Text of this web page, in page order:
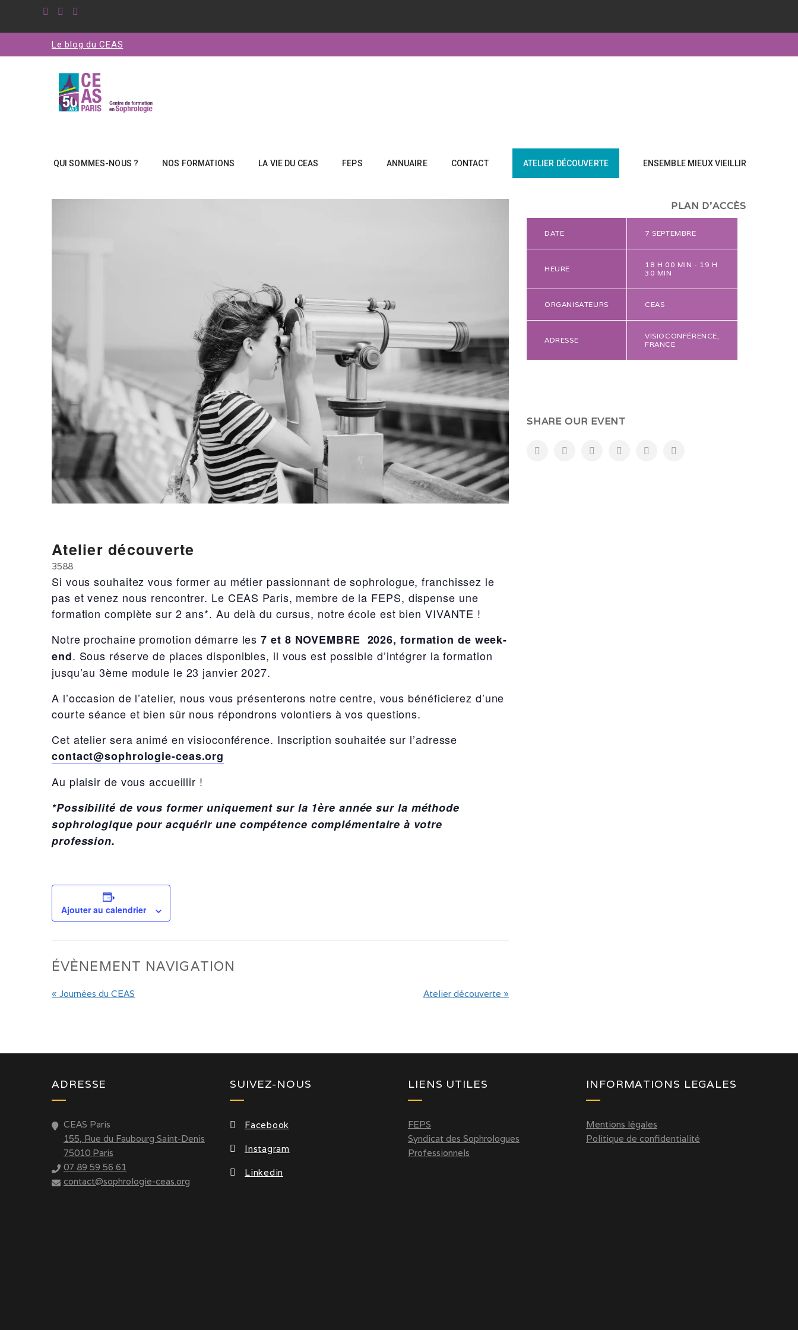
Le blog du CEAS
QUI SOMMES-NOUS ? NOS FORMATIONS LA VIE DU CEAS FEPS ANNUAIRE CONTACT ATELIER DÉCOUVERTE ENSEMBLE MIEUX VIEILLIR
Atelier découverte
3588
Si vous souhaitez vous former au métier passionnant de sophrologue, franchissez le
pas et venez nous rencontrer. Le CEAS Paris, membre de la FEPS, dispense une
formation complète sur 2 ans*. Au delà du cursus, notre école est bien VIVANTE !
Notre prochaine promotion démarre les7 et 8 NOVEMBRE 2026, formation de week-
end. Sous réserve de places disponibles, il vous est possible d’intégrer la formation
jusqu’au 3ème module le 23 janvier 2027.
A l’occasion de l’atelier, nous vous présenterons notre centre, vous bénéficierez d’une
courte séance et bien sûr nous répondrons volontiers à vos questions.
Cet atelier sera animé en visioconférence. Inscription souhaitée sur l’adresse
contact@sophrologie-ceas.org
Au plaisir de vous accueillir !
*Possibilité de vous former uniquement sur la 1ère année sur la méthode
sophrologique pour acquérir une compétence complémentaire à votre
profession.
Ajouter au calendrier
ÉVÈNEMENT NAVIGATION
« Journées du CEAS Atelier découverte »
DATE 7 SEPTEMBRE
HEURE
18 H 00 MIN - 19 H
30 MIN
ORGANISATEURS CEAS
ADRESSE VISIOCONFÉRENCE,
FRANCE
PLAN D'ACCÈS
SHARE OUR EVENT
ADRESSE
CEAS Paris
155, Rue du Faubourg Saint-Denis
75010 Paris
07 89 59 56 61
contact@sophrologie-ceas.org
SUIVEZ-NOUS
Facebook
Instagram
Linkedin
LIENS UTILES
FEPS
Syndicat des Sophrologues
Professionnels
INFORMATIONS LEGALES
Mentions légales
Politique de confidentialité